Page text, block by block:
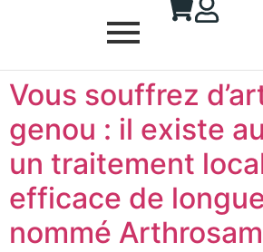
Vous souffrez
genou : il existe
un traitement
efficace de
nommé